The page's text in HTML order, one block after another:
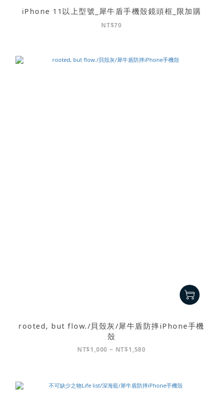
iPhone 11以上型號_犀牛盾手機殼鏡頭框_限加購
NT$70
rooted, but flow./貝殼灰/犀牛盾防摔iPhone手機
殼
NT$1,000 ~ NT$1,580